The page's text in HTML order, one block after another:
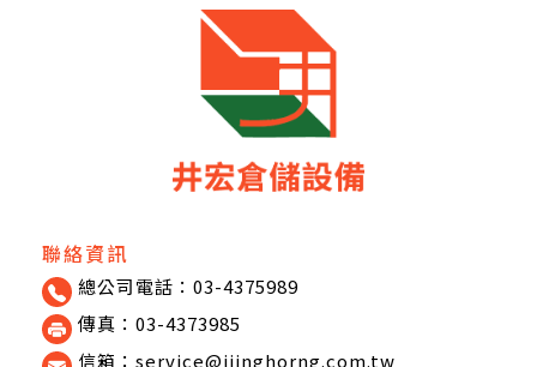
聯絡資訊
總公司電話：03-4375989
傳真：03-4373985
信箱：service@jiinghorng.com.tw